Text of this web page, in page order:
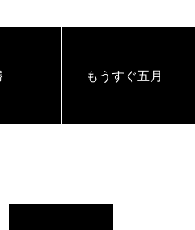
もうすぐ五月